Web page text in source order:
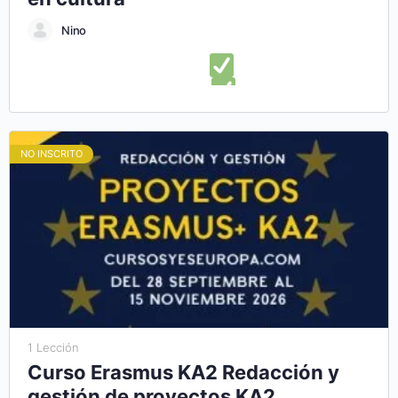
Nino
para el diseño de una estructura de plan de negocios
Presentar con éxito un plan de negocio cultural
Descubrir
herramientas para diseñar un plan de empresa cultural
Aprender a administrar y ejecutar correctamente tu plan de
NO INSCRITO
1 Lección
Curso Erasmus KA2 Redacción y